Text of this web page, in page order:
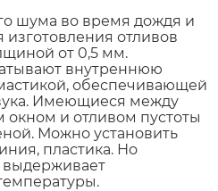
шума во время дождя и
отливов
от 0,5 мм.
внутреннюю
обеспечивающей
Имеющиеся между
и отливом пустоты
Можно установить
пластика. Но
выдерживает